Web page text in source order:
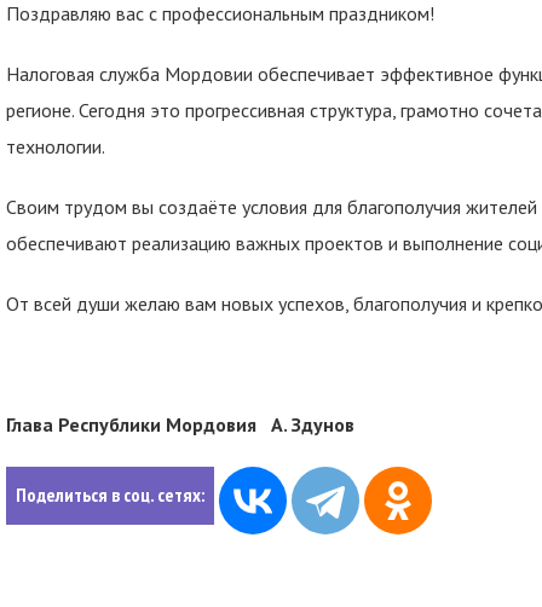
Поздравляю вас с профессиональным праздником!
Налоговая служба Мордовии обеспечивает эффективное
регионе. Сегодня это прогрессивная структура, грамотно
технологии.
Своим трудом вы создаёте условия для благополучия
обеспечивают реализацию важных проектов и выполнение
От всей души желаю вам новых успехов, благополучия и
Глава Республики Мордовия А. Здунов
Поделиться в соц. сетях: